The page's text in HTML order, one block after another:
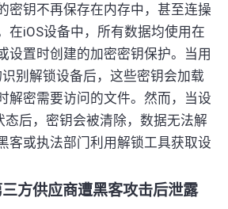
密钥不再保存在内存中，甚至连操
在iOS设备中，所有数据均使用在
设置时创建的加密密钥保护。当用
别解锁设备后，这些密钥会加载
解密需要访问的文件。然而，当设
态后，密钥会被清除，数据无法解
客或执法部门利用解锁工具获取设
方供应商遭黑客攻击后泄露